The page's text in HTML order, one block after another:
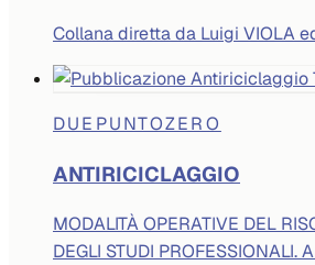
Collana diretta da Luigi VIOLA
DUEPUNTOZERO
ANTIRICICLAGGIO
MODALITÀ OPERATIVE DEL
DEGLI STUDI PROFESSIONALI.